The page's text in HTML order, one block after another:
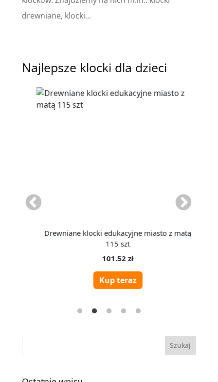
drewniane, klocki...
Najlepsze klocki dla dzieci